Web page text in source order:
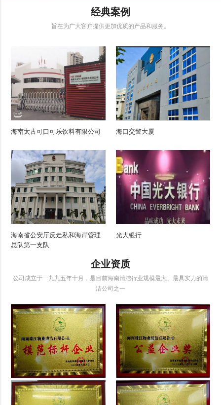
经典案例
旨在为广大客户提供更加优质的产品和服务。
海南太古可口可乐饮料有限公司 海口交警大厦
海南省公安厅反走私和海岸管理
总队第一支队
光大银行
企业资质
公司成立于一九九五年十月，是目前海南清洁行业规模最大、最具实力的清
洁公司之一